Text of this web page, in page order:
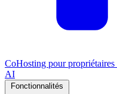
CoHosting pour propriétaires
AI